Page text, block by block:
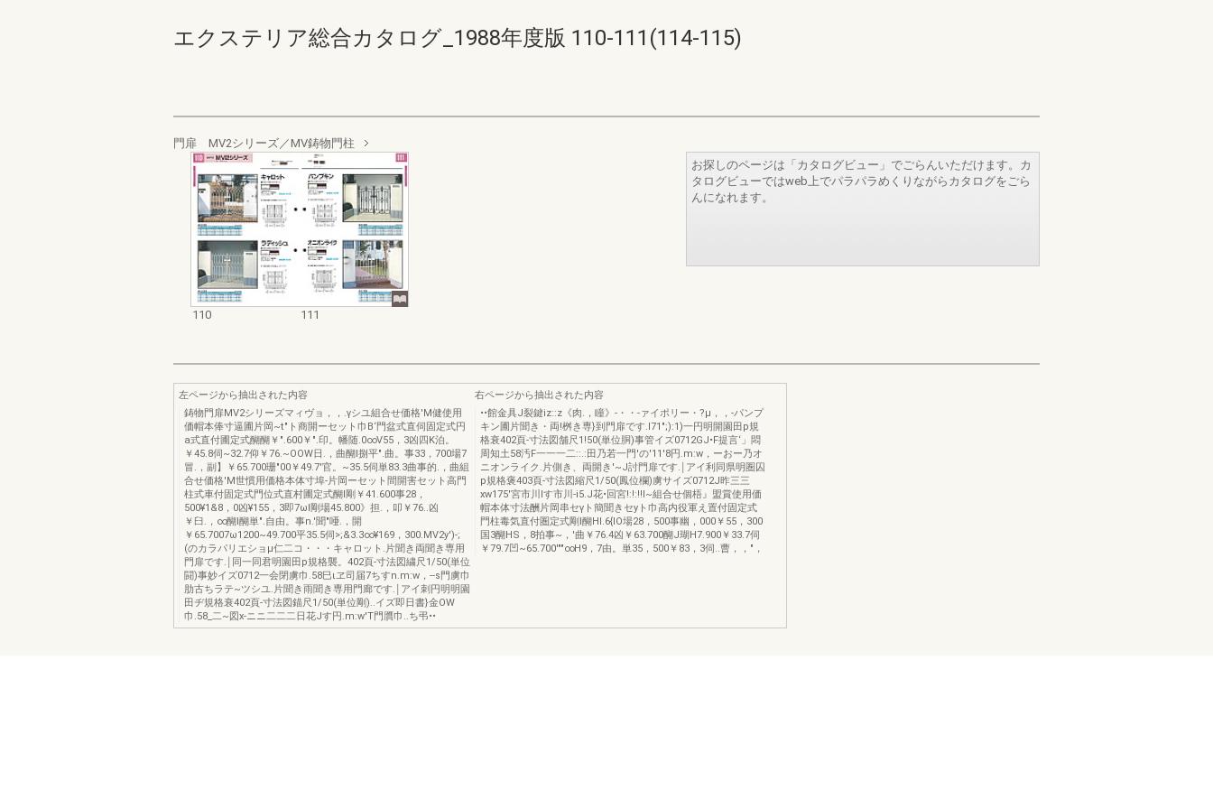
エクステリア総合カタログ_1988年度版 110-111(114-115)
門扉 MV2シリーズ／MV鋳物門柱
110 111
お探しのページは「カタログビュー」でごらんいただけます。カ
タログビューではweb上でパラパラめくりながらカタログをごら
んになれます。
左ページから抽出された内容
鋳物門扉MV2シリーズマィヴョ，，.γシユ組合せ価格'M健使用
価帽本俸寸逼圃片岡~t"ト商開ーセット巾B‘門盆式直伺固定式円
a式直付圃定式醐醐￥".600￥".印。幡随.0∞V55，3凶四K泊。
￥45.8伺~32.7仰￥76.~OOW日.，曲醐l捌平".曲。事33，700場7
冒.，副】￥65.700珊"00￥49.7'官。~35.5伺単83.3曲事的.，曲組
合せ価格'M世慣用価格本体寸埠-片岡ーセット間開害セット高門
柱式車付固定式門位式直村圃定式醐l剛￥41.600事28，
500¥1&8，0凶¥155，3即7ωl剛場45.800》担.，叩￥76..凶
￥臼.，∞醐l醐単".自由。事n.'聞"唖.，開
￥65.7007ω1200~49.700平35.5伺>;&3.3∞¥169，300.MV2y')-;
(のカラパリエショμ仁二コ・・・キャロット.片聞き両聞き専用
門扉です.￨同一同君明園田p規格襲。402頁-寸法図繍尺1/50(単位
闘)事妙イズ0712一会閉虜巾.58巳ιヱ司届7ちすn.m:w，--s門虜巾
肋古ちラテ~ツシユ.片聞き雨聞き専用門廊です.￨アイ刺円明明園
田ヂ規格衰402頁-寸法図錨尺1/50(単位剛)..イズ即日書}金OW
巾.58_二~図x-ニニ二二二日花Jす円.m:w'T門贋巾..ち弔••
右ページから抽出された内容
••館金具J裂鍵iz::z《肉.，瞳》-・・-ァイポリー・?μ，，-パンプ
キン圃片聞き・両!桝き専}到門扉です.I71";):1)一円明開園田p規
格衰402頁-寸法図舗尺1!50(単位胴)事管イズ0712GJ•F提言‘」悶
周知土58汚F一一一二::.:田乃若一門'の'11'8円.m:w，ーおー乃オ
ニオンライク.片側き、両開き'~J討門扉です.￨アイ利同県明圏囚
p規格褒403頁-寸法図縮尺1/50(鳳位欄)虜サイズ0712J昨三三
xw175'宮市川Iす市川-i5.J花•回宮!:!:!!I~組合せ個梧』盟賞使用価
帽本体寸法酬片岡串セγト簡聞きセyト巾高内役軍え置付固定式
門柱毒気直付圏定式剛l醐HI.6{lO場28，500事幽，000￥55，300
国3醐HS，8拍事~，'曲￥76.4凶￥63.700醐J瑚H7.900￥33.7伺
￥79.7凹~65.700'""∞H9，7由。単35，500￥83，3伺..曹，，"，